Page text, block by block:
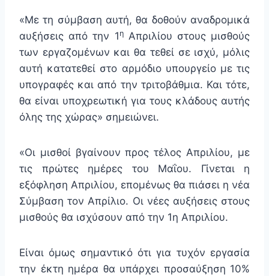
«Με τη σύμβαση αυτή, θα δοθούν αναδρομικά
αυξήσεις από την 1 ηΑπριλίου στους μισθούς
των εργαζομένων και θα τεθεί σε ισχύ, μόλις
αυτή κατατεθεί στο αρμόδιο υπουργείο με τις
υπογραφές και από την τριτοβάθμια. Και τότε,
θα είναι υποχρεωτική για τους κλάδους αυτής
όλης της χώρας» σημειώνει.
«Οι μισθοί βγαίνουν προς τέλος Απριλίου, με
τις πρώτες ημέρες του Μαΐου. Γίνεται η
εξόφληση Απριλίου, επομένως θα πιάσει η νέα
Σύμβαση τον Απρίλιο. Οι νέες αυξήσεις στους
μισθούς θα ισχύσουν από την 1η Απριλίου.
Είναι όμως σημαντικό ότι για τυχόν εργασία
την έκτη ημέρα θα υπάρχει προσαύξηση 10%